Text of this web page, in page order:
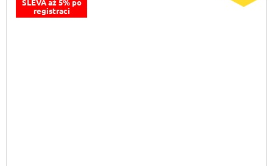
registraci